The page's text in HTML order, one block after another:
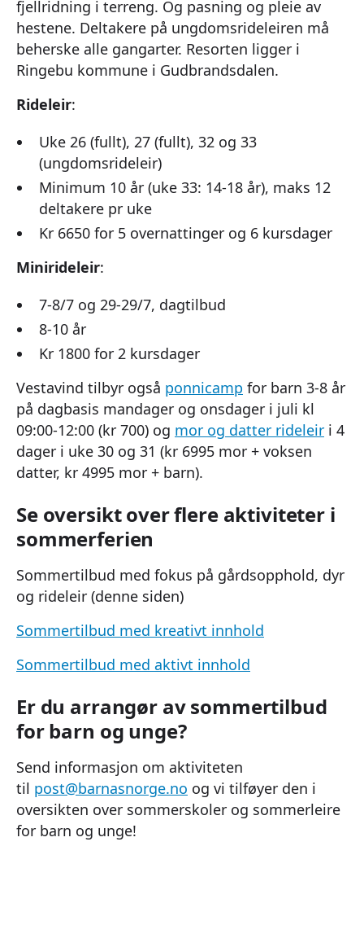
fjellridning i terreng. Og pasning og pleie av
hestene. Deltakere på ungdomsrideleiren må
beherske alle gangarter. Resorten ligger i
Ringebu kommune i Gudbrandsdalen.
Rideleir:
Uke 26 (fullt), 27 (fullt), 32 og 33
(ungdomsrideleir)
Minimum 10 år (uke 33: 14-18 år), maks 12
deltakere pr uke
Kr 6650 for 5 overnattinger og 6 kursdager
Minirideleir:
7-8/7 og 29-29/7, dagtilbud
8-10 år
Kr 1800 for 2 kursdager
Vestavind tilbyr også ponnicamp for barn 3-8 år
på dagbasis mandager og onsdager i juli kl
09:00-12:00 (kr 700) og mor og datter rideleir i 4
dager i uke 30 og 31 (kr 6995 mor + voksen
datter, kr 4995 mor + barn).
Se oversikt over flere aktiviteter i
sommerferien
Sommertilbud med fokus på gårdsopphold, dyr
og rideleir (denne siden)
Sommertilbud med kreativt innhold
Sommertilbud med aktivt innhold
Er du arrangør av sommertilbud
for barn og unge?
Send informasjon om aktiviteten
til post@barnasnorge.no og vi tilføyer den i
oversikten over sommerskoler og sommerleire
for barn og unge!